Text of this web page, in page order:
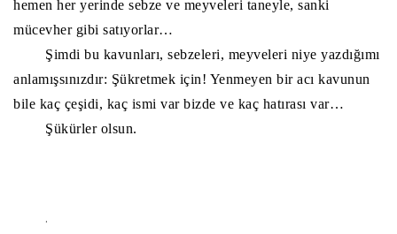
hemen her yerinde sebze ve meyveleri taneyle, sanki
mücevher gibi satıyorlar…
Şimdi bu kavunları, sebzeleri, meyveleri niye yazdığımı
anlamışsınızdır: Şükretmek için! Yenmeyen bir acı kavunun
bile kaç çeşidi, kaç ismi var bizde ve kaç hatırası var…
Şükürler olsun.
.